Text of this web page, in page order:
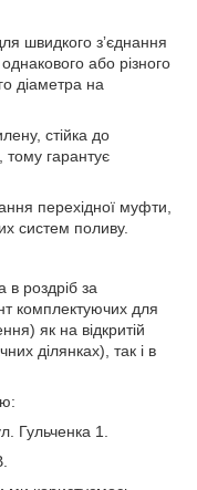
швидкого зʼєднання
або різного
діаметра на
стійка до
гарантує
перехідної муфти,
систем поливу.
роздріб за
комплектуючих для
як на відкритій
ділянках), так і в
Гульченка 1.